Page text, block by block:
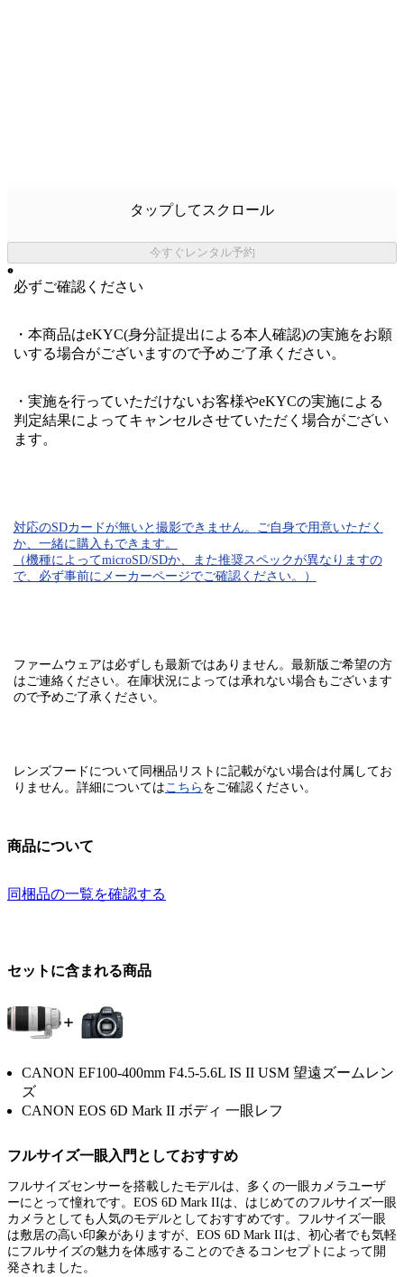
タップしてスクロール
今すぐレンタル予約
必ずご確認ください
・本商品はeKYC(身分証提出による本人確認)の実施をお願
いする場合がございますので予めご了承ください。
・実施を行っていただけないお客様やeKYCの実施による
判定結果によってキャンセルさせていただく場合がござい
ます。
対応のSDカードが無いと 撮影できません。 ご自身で用意いただく
か、一緒に購入もできます。
（機種によってmicroSD/SDか、また推奨スペックが異なりますの
で、必ず事前にメーカーページでご確認ください。）
ファームウェアは必ずしも最新ではありません。最新版ご希望の方
はご連絡ください。在庫状況によっては承れない場合もございます
ので予めご了承ください。
レンズフードについて同梱品リストに記載がない場合は付属してお
りません。 詳細についてはこちら をご確認ください。
商品について
同梱品の一覧を確認する
セットに含まれる商品
CANON EF100-400mm F4.5-5.6L IS II USM 望遠ズームレン
ズ
CANON EOS 6D Mark II ボディ 一眼レフ
フルサイズ一眼入門としておすすめ
フルサイズセンサーを搭載したモデルは、多くの一眼カメラユーザ
ーにとって憧れです。EOS 6D Mark IIは、はじめてのフルサイズ一眼
カメラとしても人気のモデルとしておすすめです。フルサイズ一眼
は敷居の高い印象がありますが、EOS 6D Mark IIは、初心者でも気軽
にフルサイズの魅力を体感することのできるコンセプトによって開
発されました。